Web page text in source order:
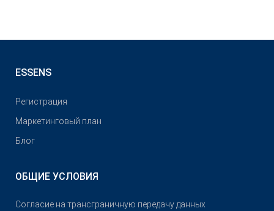
ESSENS
Pегистрация
Маркетинговый план
Блог
ОБЩИЕ УСЛОВИЯ
Согласие на трансграничную передачу данных